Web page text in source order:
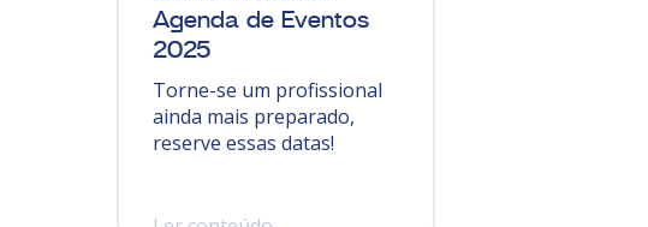
Agenda de Eventos
2025
Torne-se um profissional
ainda mais preparado,
reserve essas datas!